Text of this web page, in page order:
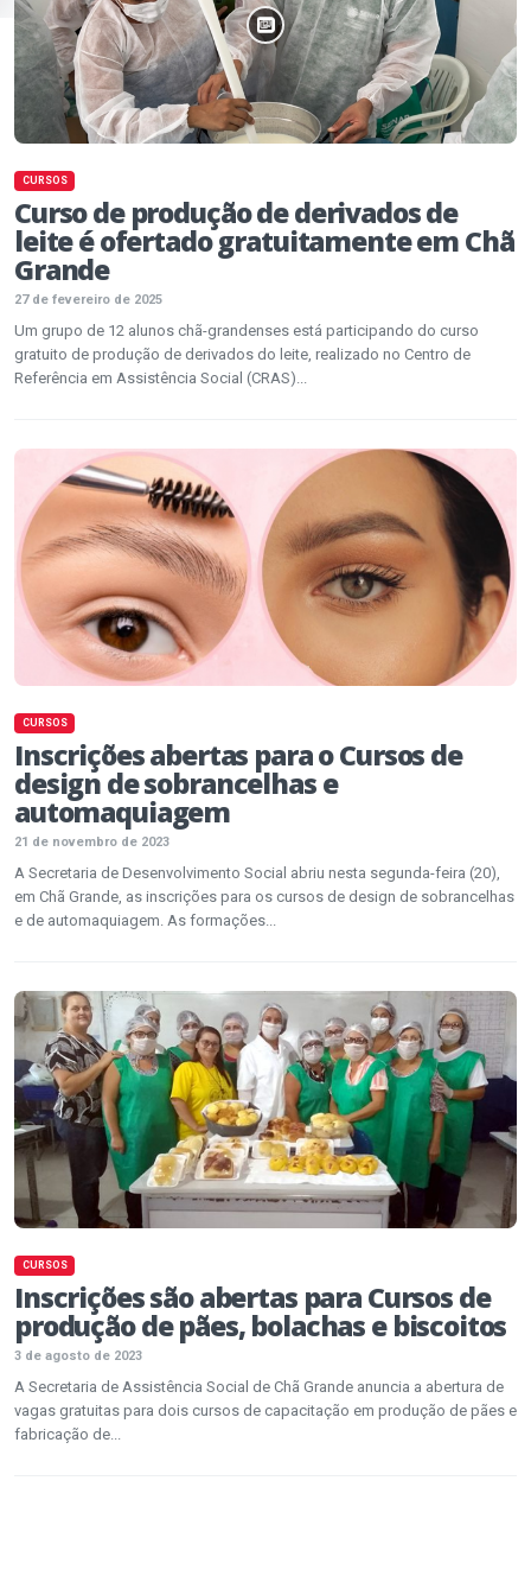
CURSOS
Curso de produção de derivados de
leite é ofertado gratuitamente em Chã
Grande
27 de fevereiro de 2025
Um grupo de 12 alunos chã-grandenses está participando do curso
gratuito de produção de derivados do leite, realizado no Centro de
Referência em Assistência Social (CRAS)...
CURSOS
Inscrições abertas para o Cursos de
design de sobrancelhas e
automaquiagem
21 de novembro de 2023
A Secretaria de Desenvolvimento Social abriu nesta segunda-feira (20),
em Chã Grande, as inscrições para os cursos de design de sobrancelhas
e de automaquiagem. As formações...
CURSOS
Inscrições são abertas para Cursos de
produção de pães, bolachas e biscoitos
3 de agosto de 2023
A Secretaria de Assistência Social de Chã Grande anuncia a abertura de
vagas gratuitas para dois cursos de capacitação em produção de pães e
fabricação de...